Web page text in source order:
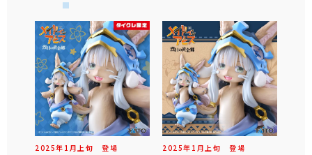
2025年 1 月 上旬 登場 2025年 1 月 上旬 登場